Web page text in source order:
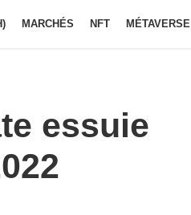
MARCHÉS NFT MÉTAVERSE
essuie